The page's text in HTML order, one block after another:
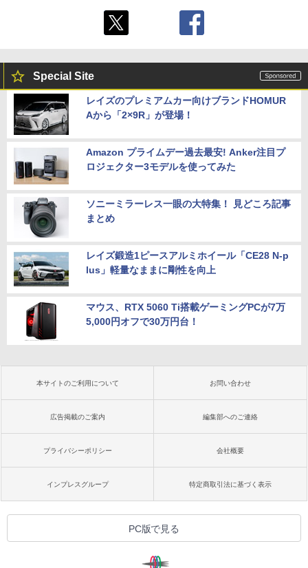
Special Site
レイズのプレミアムカー向けブランドHOMUR
Aから「2×9R」が登場！
Amazon プライムデー過去最安! Anker注目プ
ロジェクター3モデルを使ってみた
ソニーミラーレス一眼の大特集！ 見どころ記事
まとめ
レイズ鍛造1ピースアルミホイール「CE28 N-p
lus」軽量なままに剛性を向上
マウス、RTX 5060 Ti搭載ゲーミングPCが7万
5,000円オフで30万円台！
本サイトのご利用について お問い合わせ
広告掲載のご案内 編集部へのご連絡
プライバシーポリシー 会社概要
インプレスグループ 特定商取引法に基づく表示
PC版で見る